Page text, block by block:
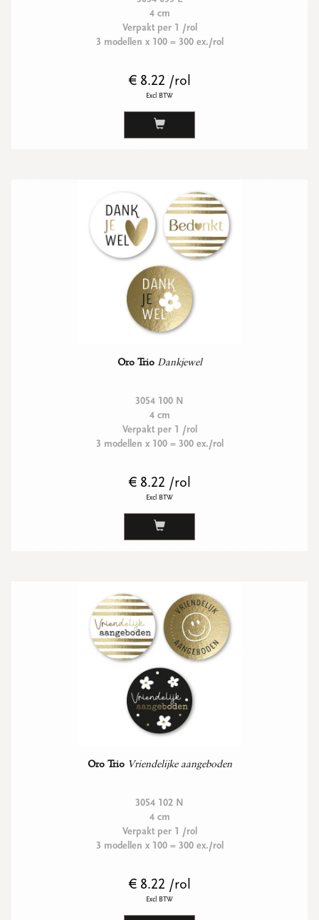
4 cm
Verpakt per 1 /rol
3 modellen x 100 = 300 ex./rol
€ 8.22 /rol
Excl BTW
Oro Trio Dankjewel
3054 100 N
4 cm
Verpakt per 1 /rol
3 modellen x 100 = 300 ex./rol
€ 8.22 /rol
Excl BTW
Oro Trio Vriendelijke aangeboden
3054 102 N
4 cm
Verpakt per 1 /rol
3 modellen x 100 = 300 ex./rol
€ 8.22 /rol
Excl BTW